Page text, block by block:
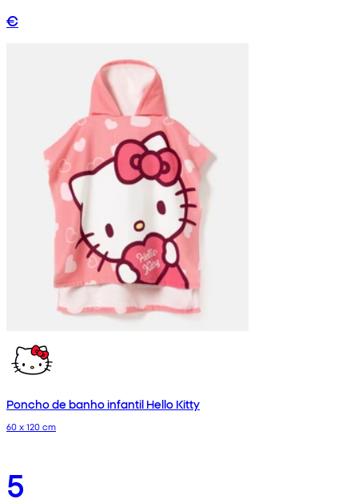
€
Poncho de banho infantil Hello Kitty
60 x 120 cm
5